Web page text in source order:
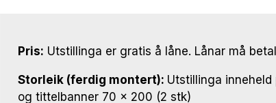
Pris: Utstillinga er gratis å låne. Lånar må
Storleik (ferdig montert): Utstillinga
og tittelbanner 70 x 200 (2 stk)